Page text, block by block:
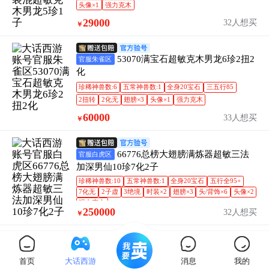
头像×1
强力克木
￥29000 32人想买
官服朱雀区
53070满宝石超敏克木男龙6珍2扭2
化
珍稀神兽数:6 五常神兽数:1 全身20宝石
三五行85
2扭转
2化无 翅膀×3 头像×1 强力克木
￥60000 33人想买
官服白虎区
66776总榜大翅膀满炼器超敏三法
加深男仙10珍7化2子
珍稀神兽数:10 五常神兽数:1 全身20宝石
五行全95+
7化无
2子虚 3绝境 时装×2 翅膀×3 头/背饰×6
头像×2
强力克水
￥250000 32人想买
官服时间服
S2506时间服大翅膀神兵超敏克木
男龙9珍1扭2化
首页 大话西游 消息 我的